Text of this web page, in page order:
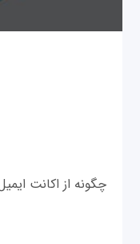
چگونه از اکانت